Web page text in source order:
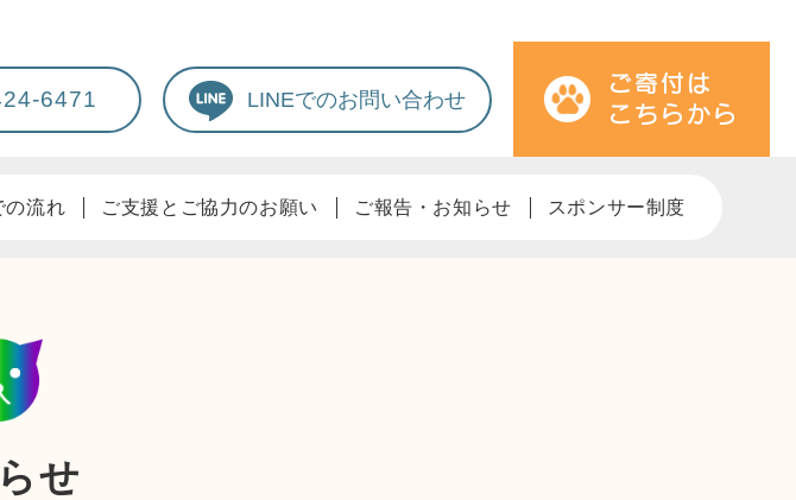
6471 LINEでのお問い合わせ
の流れ ご支援とご協力のお願い ご報告・お知らせ スポンサー制度
せ